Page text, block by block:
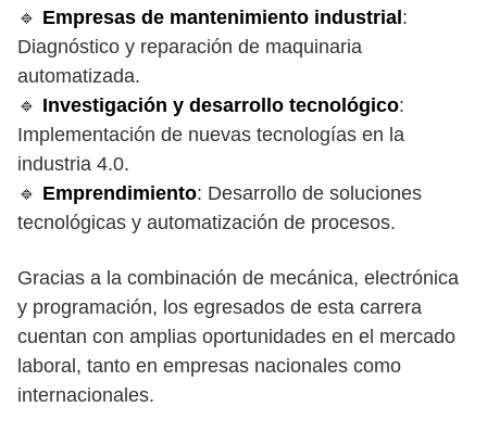
🔹 Empresas de mantenimiento industrial :
Diagnóstico y reparación de maquinaria
automatizada.
🔹 Investigación y desarrollo tecnológico:
Implementación de nuevas tecnologías en la
industria 4.0.
🔹 Emprendimiento: Desarrollo de soluciones
tecnológicas y automatización de procesos.
Gracias a la combinación de mecánica, electrónica
y programación, los egresados de esta carrera
cuentan con amplias oportunidades en el mercado
laboral, tanto en empresas nacionales como
internacionales.